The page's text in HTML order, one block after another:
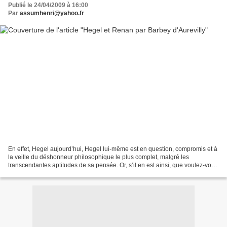
Publié le 24/04/2009 à 16:00
Par assumhenri@yahoo.fr
En effet, Hegel aujourd’hui, Hegel lui-même est en question, compromis et à
la veille du déshonneur philosophique le plus complet, malgré les
transcendantes aptitudes de sa pensée. Or, s’il en est ainsi, que voulez-vous